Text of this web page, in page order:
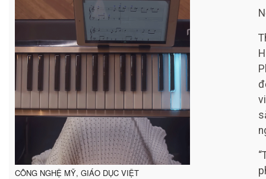
CÔNG NGHỆ MỸ, GIÁO DỤC VIỆT